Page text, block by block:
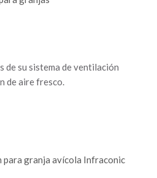
de su sistema de ventilación
de aire fresco.